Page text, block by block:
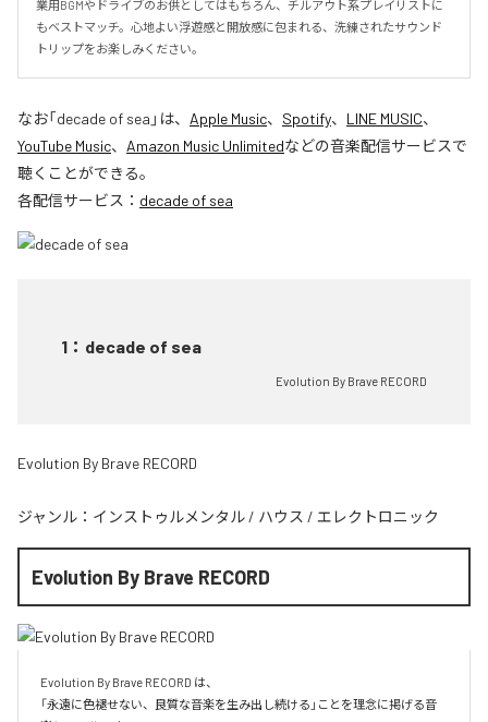
業用BGMやドライブのお供としてはもちろん、チルアウト系プレイリストに
もベストマッチ。心地よい浮遊感と開放感に包まれる、洗練されたサウンド
トリップをお楽しみください。
なお「decade of sea 」は、 Apple Music、 Spotify、 LINE MUSIC、
YouTube Music、 Amazon Music Unlimitedなどの音楽配信サービスで
聴くことができる。
各配信サービス： decade of sea
1 ： decade of sea
Evolution By Brave RECORD
Evolution By Brave RECORD
ジャンル： インストゥルメンタル / ハウス / エレクトロニック
Evolution By Brave RECORD
Evolution By Brave RECORD は、
「永遠に色褪せない、良質な音楽を生み出し続ける」ことを理念に掲げる音